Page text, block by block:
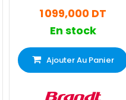
1 099,000 DT
En stock
Ajouter Au Panier